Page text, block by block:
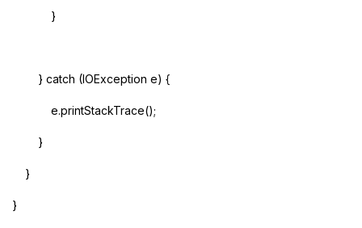
}
} catch (IOException e) {
e.printStackTrace();
}
}
}